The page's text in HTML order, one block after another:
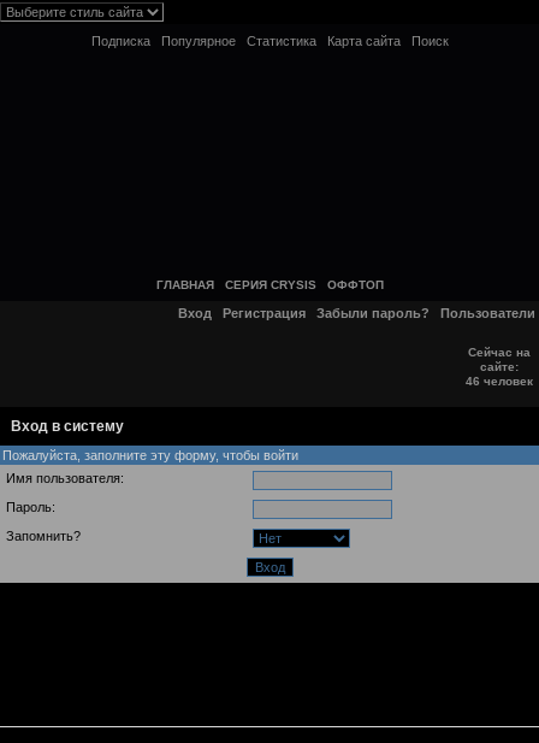
Подписка Популярное Статистика Карта сайта Поиск
ГЛАВНАЯ СЕРИЯ CRYSIS ОФФТОП
Вход Регистрация Забыли пароль? Пользователи
Сейчас на
сайте:
46 человек
Вход в систему
Пожалуйста, заполните эту форму, чтобы войти
Имя пользователя:
Пароль:
Запомнить?